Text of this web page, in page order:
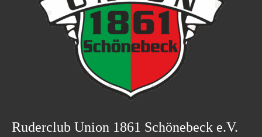
Ruderclub Union 1861 Schönebeck e.V.